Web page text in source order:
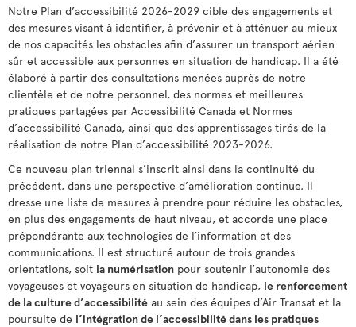
Notre Plan d’accessibilité 2026-2029 cible des engagements et
des mesures visant à identifier, à prévenir et à atténuer au mieux
de nos capacités les obstacles afin d’assurer un transport aérien
sûr et accessible aux personnes en situation de handicap. Il a été
élaboré à partir des consultations menées auprès de notre
clientèle et de notre personnel, des normes et meilleures
pratiques partagées par Accessibilité Canada et Normes
d’accessibilité Canada, ainsi que des apprentissages tirés de la
réalisation de notre Plan d’accessibilité 2023-2026.
Ce nouveau plan triennal s’inscrit ainsi dans la continuité du
précédent, dans une perspective d’amélioration continue. Il
dresse une liste de mesures à prendre pour réduire les obstacles,
en plus des engagements de haut niveau, et accorde une place
prépondérante aux technologies de l’information et des
communications. Il est structuré autour de trois grandes
orientations, soit la numérisation pour soutenir l’autonomie des
voyageuses et voyageurs en situation de handicap, le renforcement
de la culture d’accessibilité au sein des équipes d’Air Transat et la
poursuite de l’intégration de l’accessibilité dans les pratiques